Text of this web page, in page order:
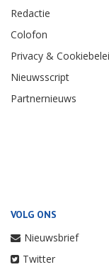
Redactie
Colofon
Privacy &
Nieuwsscript
Partnernieuws
VOLG ONS
Nieuwsbrief
Twitter